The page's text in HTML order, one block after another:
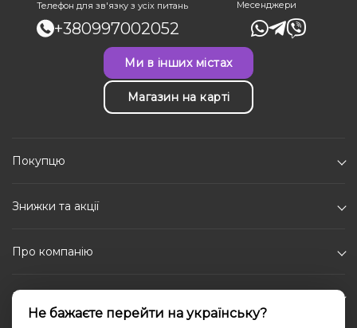
Телефон для зв'язку з усіх питань
+380997002052
Месенджери
Ми в інших містах
Магазин на карті
Покупцю
Знижки та акції
Про компанію
Каталог
Не бажаєте перейти на українську?